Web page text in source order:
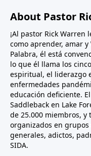
About Pastor
¡Al pastor Rick Warren
como aprender, amar y
Palabra, él está
lo que él llama los
espiritual, el liderazgo
enfermedades
educación deficiente.
Saddleback en Lake
de 25.000 miembros, y
organizados en
generales, adictos,
SIDA.